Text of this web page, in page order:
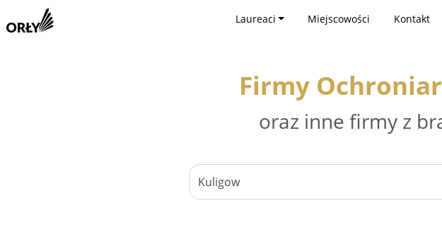
Laureaci Miejscowości Kontakt
Firmy
oraz inne firmy z